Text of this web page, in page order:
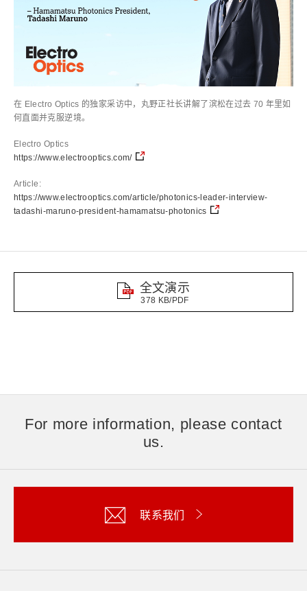
在 Electro Optics 的独家采访中，丸野正社长讲解了滨松在过去 70 年里如
何直面并克服逆境。
Electro Optics
https://www.electrooptics.com/
Article:
https://www.electrooptics.com/article/photonics-leader-interview-
tadashi-maruno-president-hamamatsu-photonics
全文演示
378 KB/PDF
For more information, please contact
us.
联系我们